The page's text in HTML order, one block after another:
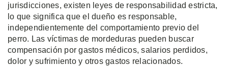
jurisdicciones, existen leyes de responsabilidad estricta,
lo que significa que el dueño es responsable,
independientemente del comportamiento previo del
perro. Las víctimas de mordeduras pueden buscar
compensación por gastos médicos, salarios perdidos,
dolor y sufrimiento y otros gastos relacionados.